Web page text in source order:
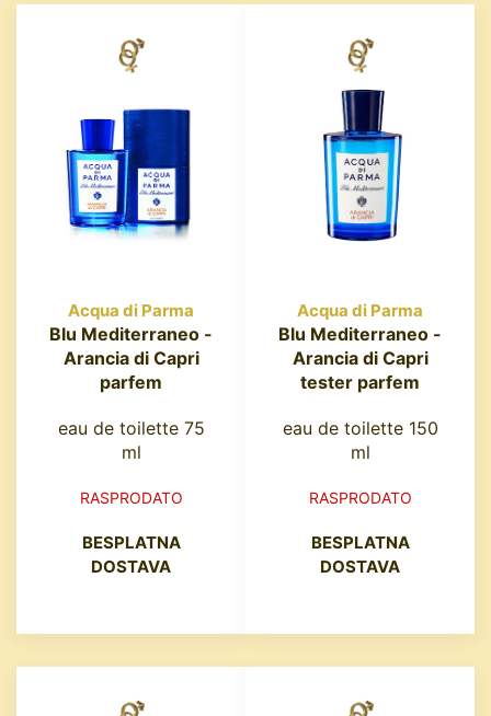
Acqua di Parma
Blu Mediterraneo -
Arancia di Capri
parfem
eau de toilette 75
ml
RASPRODATO
BESPLATNA
DOSTAVA
Acqua di Parma
Blu Mediterraneo -
Arancia di Capri
tester parfem
eau de toilette 150
ml
RASPRODATO
BESPLATNA
DOSTAVA